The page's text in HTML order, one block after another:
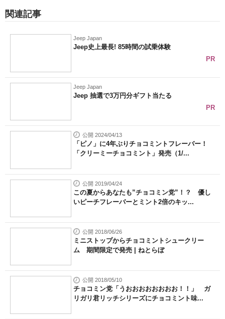
関連記事
Jeep Japan
Jeep史上最長! 85時間の試乗体験
PR
Jeep Japan
Jeep 抽選で3万円分ギフト当たる
PR
公開 2024/04/13
「ピノ」に4年ぶりチョコミントフレーバー！
「クリーミーチョコミント」発売（1/...
公開 2019/04/24
この夏からあなたも”チョコミン党”！？ 優し
いピーチフレーバーとミント2倍のキッ...
公開 2018/06/26
ミニストップからチョコミントシュークリー
ム 期間限定で発売 | ねとらぼ
公開 2018/05/10
チョコミン党「うおおおおおおおお！！」 ガ
リガリ君リッチシリーズにチョコミント味...